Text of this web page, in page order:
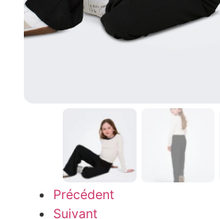
Précédent
Suivant